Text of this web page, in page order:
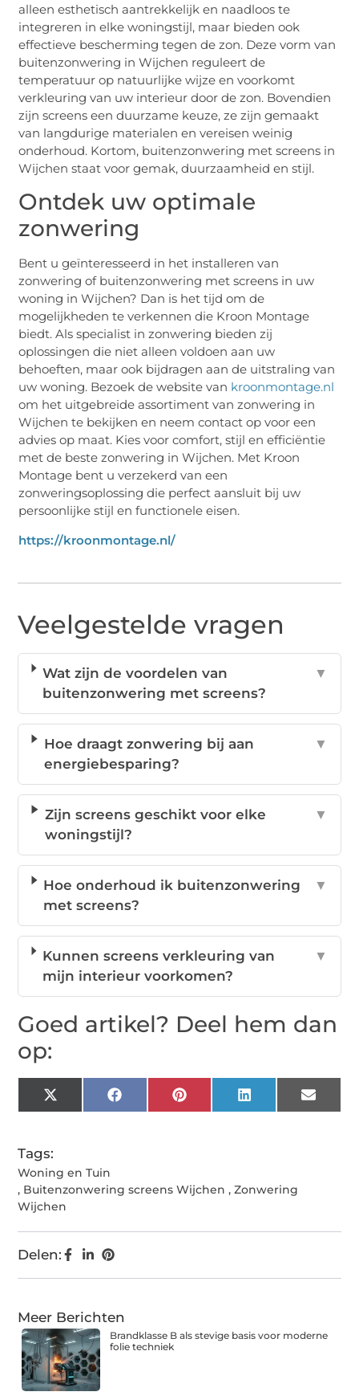
alleen esthetisch aantrekkelijk en naadloos te
integreren in elke woningstijl, maar bieden ook
effectieve bescherming tegen de zon. Deze vorm van
buitenzonwering in Wijchen reguleert de
temperatuur op natuurlijke wijze en voorkomt
verkleuring van uw interieur door de zon. Bovendien
zijn screens een duurzame keuze, ze zijn gemaakt
van langdurige materialen en vereisen weinig
onderhoud. Kortom, buitenzonwering met screens in
Wijchen staat voor gemak, duurzaamheid en stijl.
Ontdek uw optimale
zonwering
Bent u geïnteresseerd in het installeren van
zonwering of buitenzonwering met screens in uw
woning in Wijchen? Dan is het tijd om de
mogelijkheden te verkennen die Kroon Montage
biedt. Als specialist in zonwering bieden zij
oplossingen die niet alleen voldoen aan uw
behoeften, maar ook bijdragen aan de uitstraling van
uw woning. Bezoek de website van kroonmontage.nl
om het uitgebreide assortiment van zonwering in
Wijchen te bekijken en neem contact op voor een
advies op maat. Kies voor comfort, stijl en efficiëntie
met de beste zonwering in Wijchen. Met Kroon
Montage bent u verzekerd van een
zonweringsoplossing die perfect aansluit bij uw
persoonlijke stijl en functionele eisen.
https://kroonmontage.nl/
Veelgestelde vragen
Wat zijn de voordelen van
buitenzonwering met screens?
▼
Hoe draagt zonwering bij aan
energiebesparing?
▼
Zijn screens geschikt voor elke
woningstijl?
▼
Hoe onderhoud ik buitenzonwering
met screens?
▼
Kunnen screens verkleuring van
mijn interieur voorkomen?
▼
Goed artikel? Deel hem dan
op:
X
(Twitter)
FacebookPinterestLinkedIn Email
Tags:
Woning en Tuin
, Buitenzonwering screens Wijchen ,Zonwering
Wijchen
Delen:
Meer Berichten
Brandklasse B als stevige basis voor moderne
folie techniek